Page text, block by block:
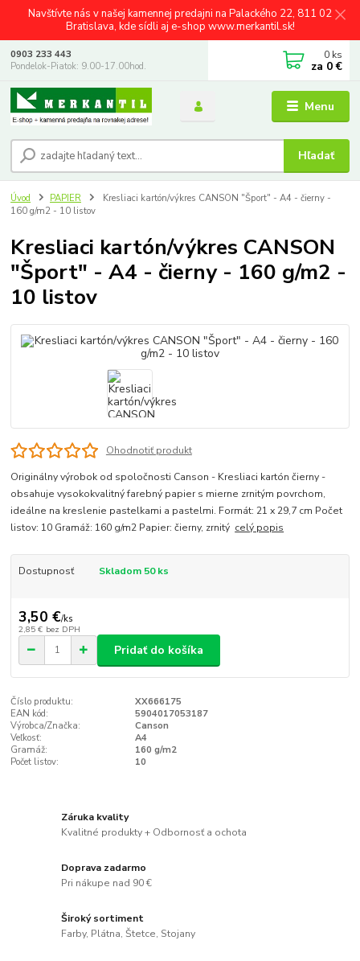
Navštívte nás v našej kamennej predajni na Palackého 22, 811 02
Bratislava, kde sídli aj e-shop www.merkantil.sk!
Menu
Hľadať
0903 233 443
Pondelok-Piatok: 9.00-17.00hod.
0 ks
za 0 €
Úvod PAPIER
Kresliaci kartón/výkres CANSON "Šport" - A4 - čierny -
160 g/m2 - 10 listov
Kresliaci kartón/výkres CANSON
"Šport" - A4 - čierny - 160 g/m2 -
10 listov
Ohodnotiť produkt
Originálny výrobok od spoločnosti Canson - Kresliaci kartón čierny -
obsahuje vysokokvalitný farebný papier s mierne zrnitým povrchom,
ideálne na kreslenie pastelkami a pastelmi. Formát: 21 x 29,7 cm Počet
listov: 10 Gramáž: 160 g/m2 Papier: čierny, zrnitý celý popis
Dostupnosť Skladom 50 ks
3,50 €/ks
2,85 € bez DPH
Pridať do košíka
Číslo produktu:
XX666175
EAN kód:
5904017053187
Výrobca/Značka:
Canson
Veľkosť:
A4
Gramáž:
160 g/m2
Počet listov:
10
Záruka kvality
Kvalitné produkty + Odbornosť a ochota
Doprava zadarmo
Pri nákupe nad 90 €
Široký sortiment
Farby, Plátna, Štetce, Stojany